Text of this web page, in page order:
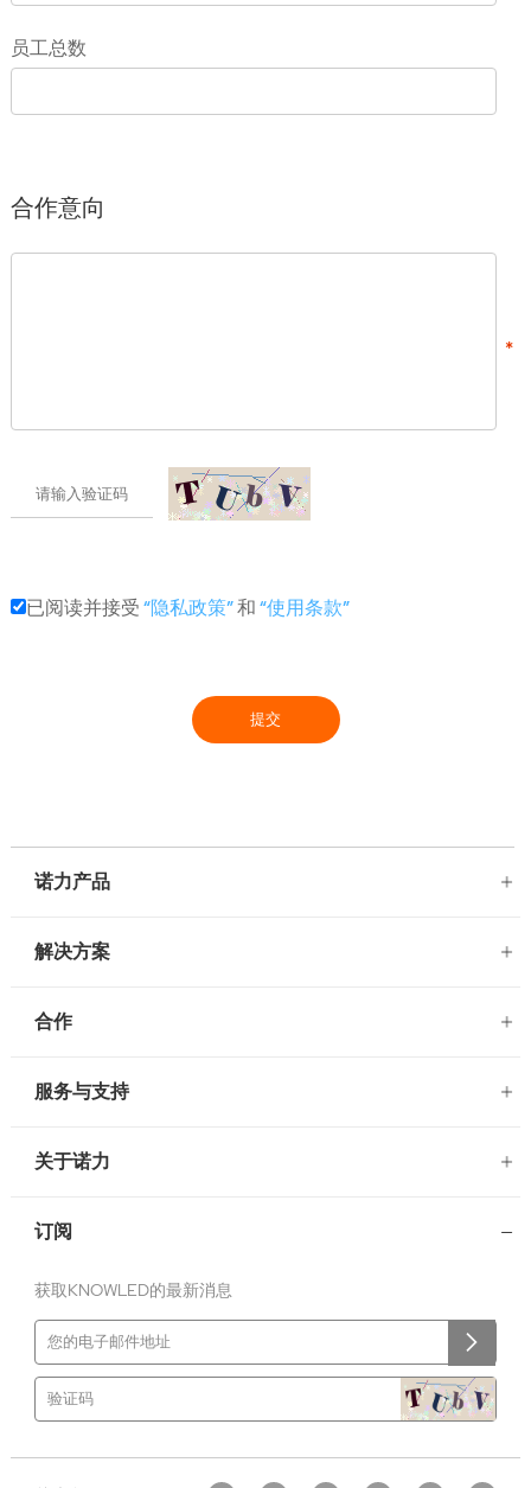
员工总数
合作意向
已阅读并接受“隐私政策”和“使用条款”
诺力产品
解决方案
合作
服务与支持
关于诺力
订阅
获取KNOWLED的最新消息